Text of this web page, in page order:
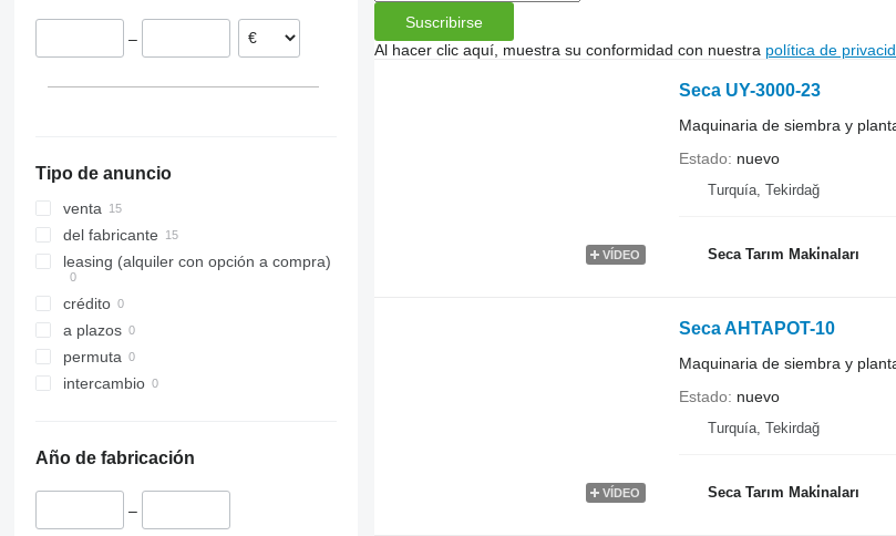
–
Tipo de anuncio
venta
del fabricante
leasing (alquiler con opción a compra)
crédito
a plazos
permuta
intercambio
Año de fabricación
–
Suscribirse
Al hacer clic aquí, muestra su conformidad con nuestra política de
VÍDEO
Seca UY-3000-23
Maquinaria de siembra y
Estado
nuevo
Turquía, Tekirdağ
Seca Tarım Maki̇naları
VÍDEO
Seca AHTAPOT-10
Maquinaria de siembra y
Estado
nuevo
Turquía, Tekirdağ
Seca Tarım Maki̇naları